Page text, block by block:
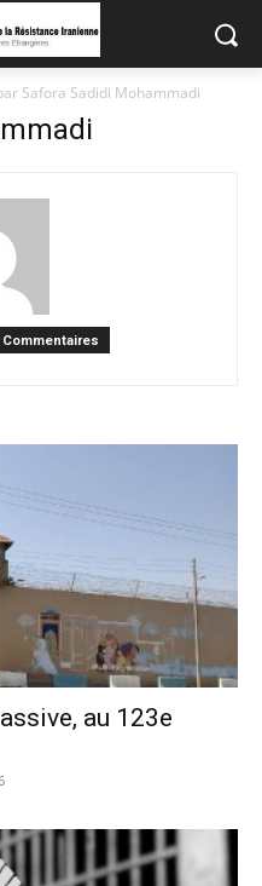
Safora Sadidi Mohammadi
Commentaires
au 123e